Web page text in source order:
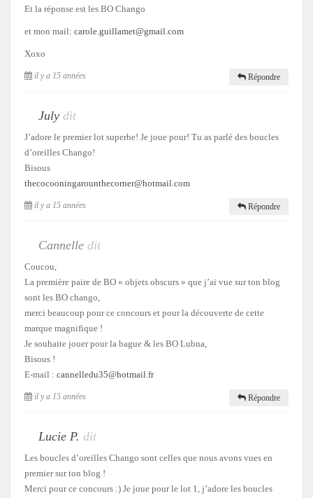
Et la réponse est les BO Chango
et mon mail: carole.guillamet@gmail.com
Xoxo
il y a 15 années Répondre
July dit
J’adore le premier lot superbe! Je joue pour! Tu as parlé des boucles
d’oreilles Chango!
Bisous
thecocooningarounthecorner@hotmail.com
il y a 15 années Répondre
Cannelle dit
Coucou,
La première paire de BO « objets obscurs » que j’ai vue sur ton blog
sont les BO chango,
merci beaucoup pour ce concours et pour la découverte de cette
marque magnifique !
Je souhaite jouer pour la bague & les BO Lubna,
Bisous !
E-mail : cannelledu35@hotmail.fr
il y a 15 années Répondre
Lucie P. dit
Les boucles d’oreilles Chango sont celles que nous avons vues en
premier sur ton blog !
Merci pour ce concours :) Je joue pour le lot 1, j’adore les boucles